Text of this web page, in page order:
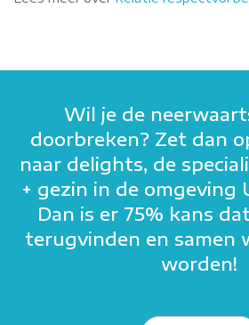
Wil je de
doorbreken? Zet dan
naar delights, de
+ gezin in de omgeving
Dan is er 75% kans
terugvinden en samen
worden!